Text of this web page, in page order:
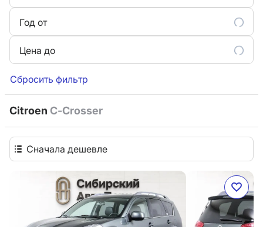
Год от
Цена до
Сбросить фильтр
Citroen C-Crosser
Сначала дешевле